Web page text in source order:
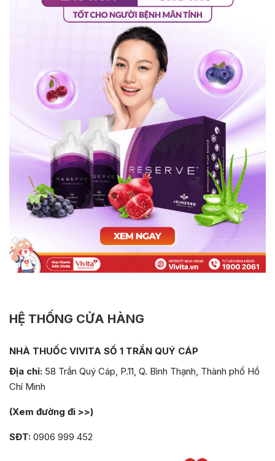
HỆ THỐNG CỬA HÀNG
NHÀ THUỐC VIVITA SỐ 1 TRẦN QUÝ CÁP
Địa chỉ: 58 Trần Quý Cáp, P.11, Q. Bình Thạnh, Thành phố Hồ
Chí Minh
(Xem đường đi >>)
SĐT: 0906 999 452